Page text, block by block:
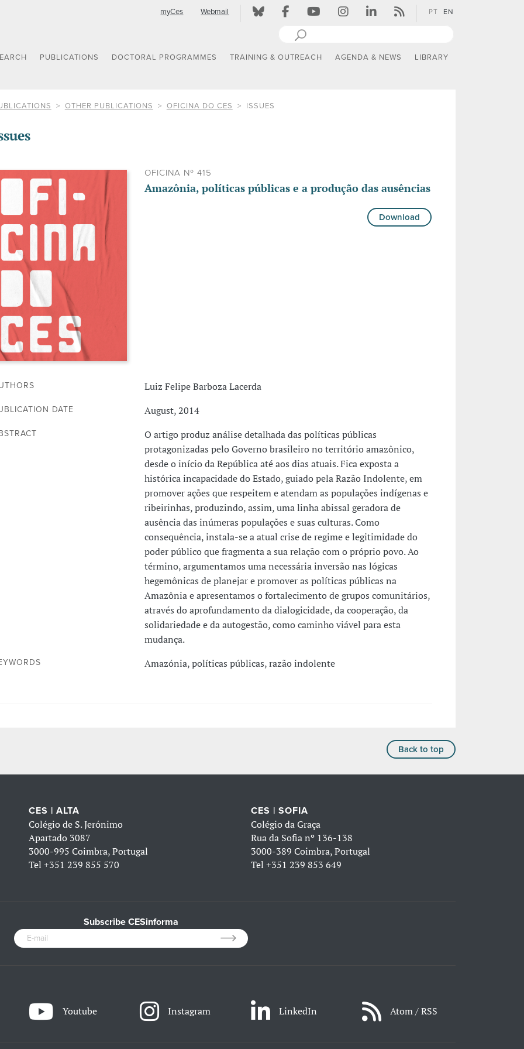
myCes Webmail PT EN
PUBLICATIONS DOCTORAL PROGRAMMES TRAINING & OUTREACH AGENDA & NEWS LIBRARY
OTHER PUBLICATIONS OFICINA DO CES ISSUES
OFICINA Nº 415
Amazônia, políticas públicas e a produção das ausências
Download
Luiz Felipe Barboza Lacerda
DATE August, 2014
O artigo produz análise detalhada das políticas públicas
protagonizadas pelo Governo brasileiro no território amazônico,
desde o início da República até aos dias atuais. Fica exposta a
histórica incapacidade do Estado, guiado pela Razão Indolente, em
promover ações que respeitem e atendam as populações indígenas e
ribeirinhas, produzindo, assim, uma linha abissal geradora de
ausência das inúmeras populações e suas culturas. Como
consequência, instala-se a atual crise de regime e legitimidade do
poder público que fragmenta a sua relação com o próprio povo. Ao
término, argumentamos uma necessária inversão nas lógicas
hegemônicas de planejar e promover as políticas públicas na
Amazônia e apresentamos o fortalecimento de grupos comunitários,
através do aprofundamento da dialogicidade, da cooperação, da
solidariedade e da autogestão, como caminho viável para esta
mudança.
Amazónia, políticas públicas, razão indolente
Back to top
CES | ALTA
Colégio de S. Jerónimo
Apartado 3087
3000-995 Coimbra, Portugal
Tel+351 239 855 570
CES | SOFIA
Colégio da Graça
Rua da Sofia nº 136-138
3000-389 Coimbra, Portugal
Tel +351 239 853 649
Subscribe CESinforma
Youtube Instagram LinkedIn Atom / RSS